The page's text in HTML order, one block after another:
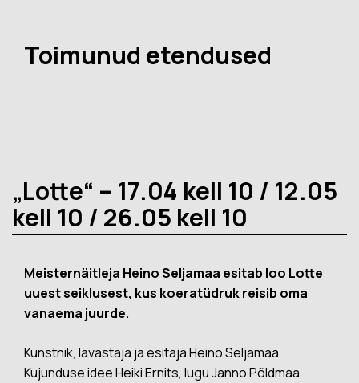
Toimunud etendused
„Lotte“ – 17.04 kell 10 / 12.05
kell 10 / 26.05 kell 10
Meisternäitleja Heino Seljamaa esitab loo Lotte
uuest seiklusest, kus koeratüdruk reisib oma
vanaema juurde.
Kunstnik, lavastaja ja esitaja Heino Seljamaa
Kujunduse idee Heiki Ernits, lugu Janno Põldmaa